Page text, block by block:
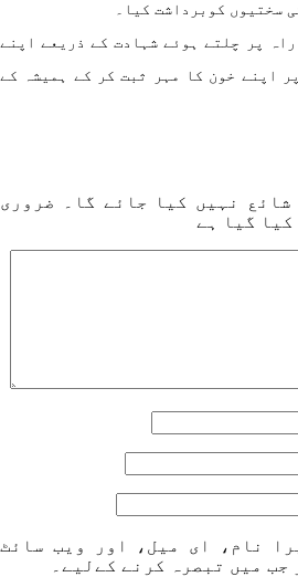
کوبرداشت کیا۔
پر چلتے ہوئے شہادت کے ذریعے اپنے
اپنے خون کا مہر ثبت کر کے ہمیشہ کے
نہیں کیا جائے گا۔
ضروری
گیا ہے
نام، ای میل، اور ویب سائٹ
میں تبصرہ کرنے کےلیے۔